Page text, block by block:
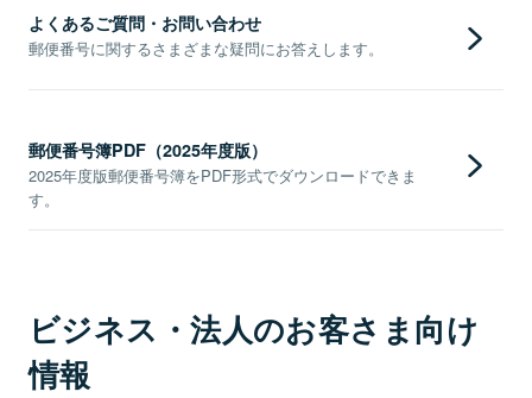
よくあるご質問・お問い合わせ
郵便番号に関するさまざまな疑問にお答えします。
郵便番号簿PDF（2025年度版）
2025年度版郵便番号簿をPDF形式でダウンロードできま
す。
ビジネス・法人のお客さま向け
情報